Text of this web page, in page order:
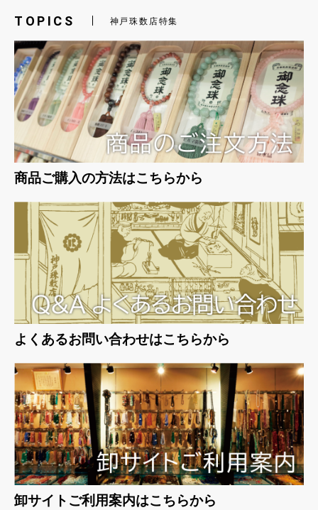
TOPICS 神戸珠数店特集
商品ご購入の方法はこちらから
よくあるお問い合わせはこちらから
卸サイトご利用案内はこちらから